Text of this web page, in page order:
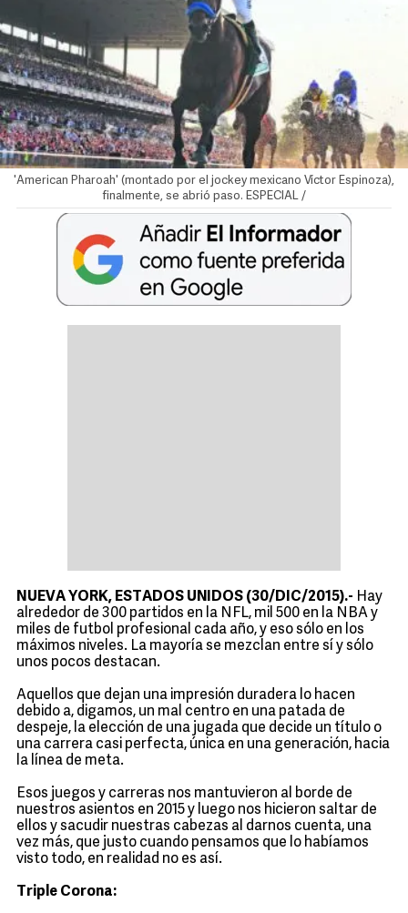
'American Pharoah' (montado por el jockey mexicano Víctor Espinoza),
finalmente, se abrió paso. ESPECIAL /
NUEVA YORK, ESTADOS UNIDOS (30/DIC/2015).- Hay
alrededor de 300 partidos en la NFL, mil 500 en la NBA y
miles de futbol profesional cada año, y eso sólo en los
máximos niveles. La mayoría se mezclan entre sí y sólo
unos pocos destacan.
Aquellos que dejan una impresión duradera lo hacen
debido a, digamos, un mal centro en una patada de
despeje, la elección de una jugada que decide un título o
una carrera casi perfecta, única en una generación, hacia
la línea de meta.
Esos juegos y carreras nos mantuvieron al borde de
nuestros asientos en 2015 y luego nos hicieron saltar de
ellos y sacudir nuestras cabezas al darnos cuenta, una
vez más, que justo cuando pensamos que lo habíamos
visto todo, en realidad no es así.
Triple Corona: